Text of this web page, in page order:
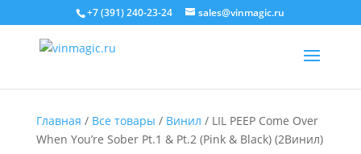
+7 (391) 240-23-24 sales@vinmagic.ru
Главная / Все товары / Винил / LIL PEEP Come Over
When You’re Sober Pt.1 & Pt.2 (Pink & Black) (2Винил)